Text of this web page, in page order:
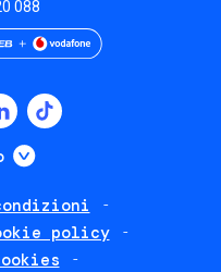
088
Mostra ulteriori
policy